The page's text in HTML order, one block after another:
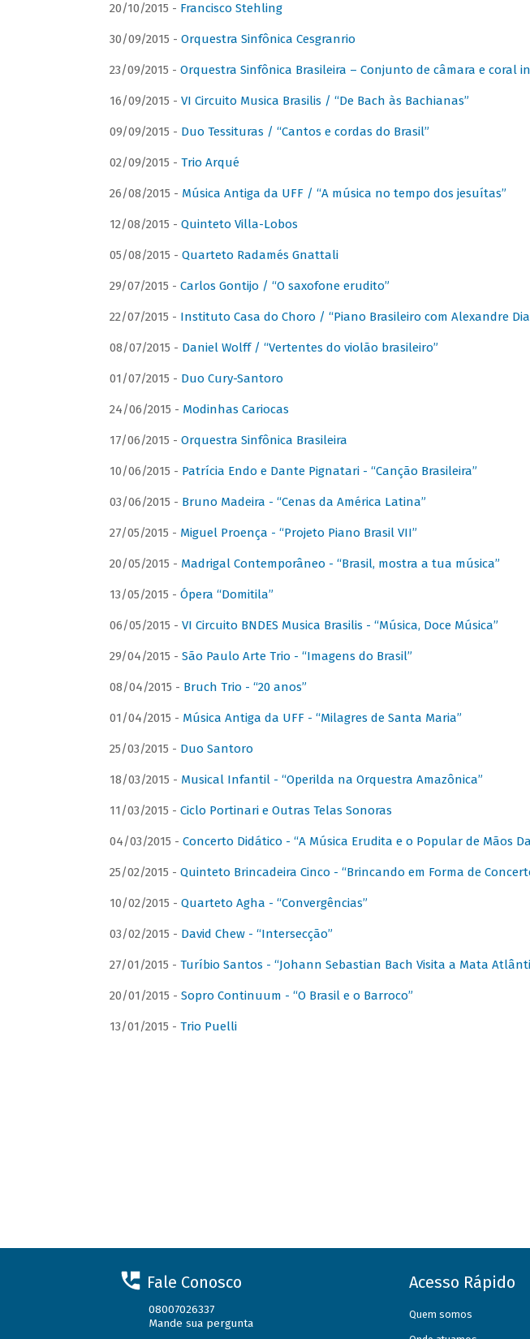
20/10/2015 - Francisco Stehling
30/09/2015 - Orquestra Sinfônica Cesgranrio
23/09/2015 - Orquestra Sinfônica Brasileira – Conjunto de câmara e coral
16/09/2015 - VI Circuito Musica Brasilis / “De Bach às Bachianas”
09/09/2015 - Duo Tessituras / “Cantos e cordas do Brasil”
02/09/2015 - Trio Arqué
26/08/2015 - Música Antiga da UFF / “A música no tempo dos jesuítas”
12/08/2015 - Quinteto Villa-Lobos
05/08/2015 - Quarteto Radamés Gnattali
29/07/2015 - Carlos Gontijo / “O saxofone erudito”
22/07/2015 - Instituto Casa do Choro / “Piano Brasileiro com Alexandre
08/07/2015 - Daniel Wolff / “Vertentes do violão brasileiro”
01/07/2015 - Duo Cury-Santoro
24/06/2015 - Modinhas Cariocas
17/06/2015 - Orquestra Sinfônica Brasileira
10/06/2015 - Patrícia Endo e Dante Pignatari - “Canção Brasileira”
03/06/2015 - Bruno Madeira - “Cenas da América Latina”
27/05/2015 - Miguel Proença - “Projeto Piano Brasil VII”
20/05/2015 - Madrigal Contemporâneo - “Brasil, mostra a tua música”
13/05/2015 - Ópera “Domitila”
06/05/2015 - VI Circuito BNDES Musica Brasilis - “Música, Doce Música”
29/04/2015 - São Paulo Arte Trio - “Imagens do Brasil”
08/04/2015 - Bruch Trio - “20 anos”
01/04/2015 - Música Antiga da UFF - “Milagres de Santa Maria”
25/03/2015 - Duo Santoro
18/03/2015 - Musical Infantil - “Operilda na Orquestra Amazônica”
11/03/2015 - Ciclo Portinari e Outras Telas Sonoras
04/03/2015 - Concerto Didático - “A Música Erudita e o Popular de Mãos
25/02/2015 - Quinteto Brincadeira Cinco - “Brincando em Forma de
10/02/2015 - Quarteto Agha - “Convergências”
03/02/2015 - David Chew - “Intersecção”
27/01/2015 - Turíbio Santos - “Johann Sebastian Bach Visita a Mata
20/01/2015 - Sopro Continuum - “O Brasil e o Barroco”
13/01/2015 - Trio Puelli
Fale Conosco
08007026337
Mande sua pergunta
Acesso Rápido
Quem somos